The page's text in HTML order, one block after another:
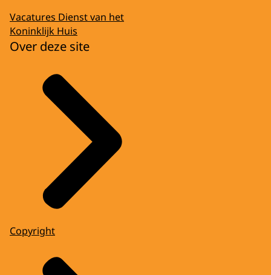
Vacatures Dienst van het
Koninklijk Huis
Over deze site
Copyright